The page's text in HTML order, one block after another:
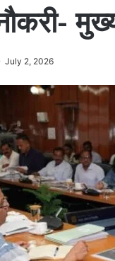
July 2, 2026